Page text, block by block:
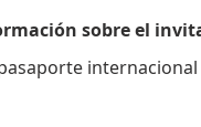
sobre el
internacional